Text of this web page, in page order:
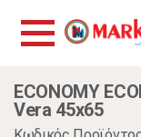
ECONOMY
Vera 45x65